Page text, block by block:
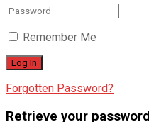
Remember Me
Forgotten Password?
Retrieve your password